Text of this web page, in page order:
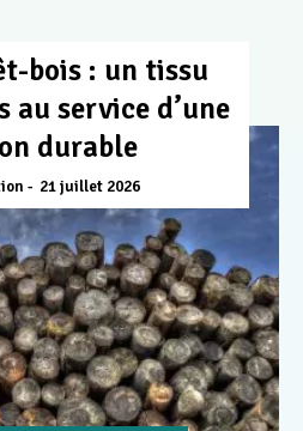
bois : un tissu
au service d’une
durable
21 juillet 2026